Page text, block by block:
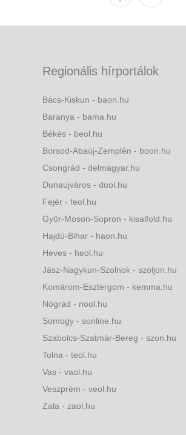
Regionális hírportálok
Bács-Kiskun - baon.hu
Baranya - bama.hu
Békés - beol.hu
Borsod-Abaúj-Zemplén - boon.hu
Csongrád - delmagyar.hu
Dunaújváros - duol.hu
Fejér - feol.hu
Győr-Moson-Sopron - kisalfold.hu
Hajdú-Bihar - haon.hu
Heves - heol.hu
Jász-Nagykun-Szolnok - szoljon.hu
Komárom-Esztergom - kemma.hu
Nógrád - nool.hu
Somogy - sonline.hu
Szabolcs-Szatmár-Bereg - szon.hu
Tolna - teol.hu
Vas - vaol.hu
Veszprém - veol.hu
Zala - zaol.hu